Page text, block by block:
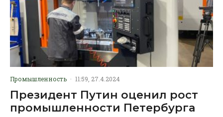
Промышленность · 11:59, 27.4.2024
Президент Путин оценил рост
промышленности Петербурга